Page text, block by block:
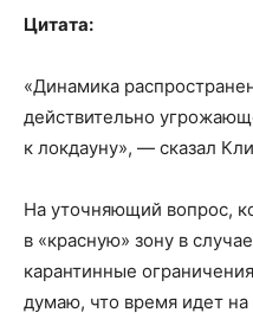
Цитата:
«Динамика
действительно
к локдауну», — сказал
На уточняющий вопрос,
в «красную» зону в
карантинные
думаю, что время идет